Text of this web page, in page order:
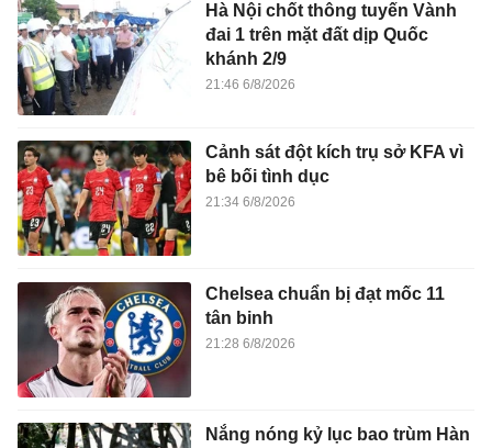
Hà Nội chốt thông tuyến Vành
đai 1 trên mặt đất dịp Quốc
khánh 2/9
21:46 6/8/2026
Cảnh sát đột kích trụ sở KFA vì
bê bối tình dục
21:34 6/8/2026
Chelsea chuẩn bị đạt mốc 11
tân binh
21:28 6/8/2026
Nắng nóng kỷ lục bao trùm Hàn